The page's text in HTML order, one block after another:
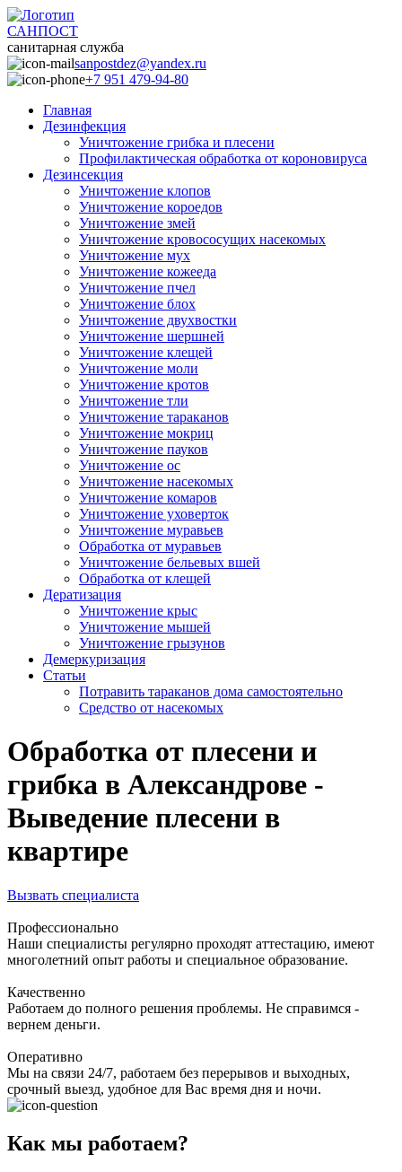
САНПОСТ
санитарная служба
sanpostdez@yandex.ru
+7 951 479-94-80
Главная
Дезинфекция
Уничтожение грибка и плесени
Профилактическая обработка от короновируса
Дезинсекция
Уничтожение клопов
Уничтожение короедов
Уничтожение змей
Уничтожение кровососущих насекомых
Уничтожение мух
Уничтожение кожееда
Уничтожение пчел
Уничтожение блох
Уничтожение двухвостки
Уничтожение шершней
Уничтожение клещей
Уничтожение моли
Уничтожение кротов
Уничтожение тли
Уничтожение тараканов
Уничтожение мокриц
Уничтожение пауков
Уничтожение ос
Уничтожение насекомых
Уничтожение комаров
Уничтожение уховерток
Уничтожение муравьев
Обработка от муравьев
Уничтожение бельевых вшей
Обработка от клещей
Дератизация
Уничтожение крыс
Уничтожение мышей
Уничтожение грызунов
Демеркуризация
Статьи
Потравить тараканов дома самостоятельно
Средство от насекомых
Обработка от плесени и
грибка в Александрове -
Выведение плесени в
квартире
Вызвать специалиста
Профессионально
Наши специалисты регулярно проходят аттестацию, имеют
многолетний опыт работы и специальное образование.
Качественно
Работаем до полного решения проблемы. Не справимся -
вернем деньги.
Оперативно
Мы на связи 24/7, работаем без перерывов и выходных,
срочный выезд, удобное для Вас время дня и ночи.
Как мы работаем?